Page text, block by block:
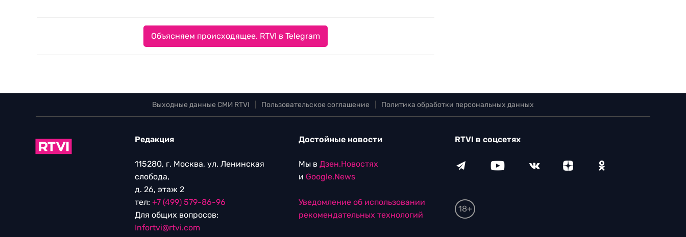
Объясняем происходящее. RTVI в Telegram
Выходные данные СМИ RTVI Пользовательское соглашение Политика обработки персональных данных
Редакция
115280, г. Москва, ул. Ленинская
слобода,
д. 26, этаж 2
тел: +7 (499) 579-86-96
Для общих вопросов:
Infortvi@rtvi.com
Достойные новости
Мы в Дзен.Новостях
и Google.News
Уведомление об использовании
рекомендательных технологий
RTVI в соцсетях
18+